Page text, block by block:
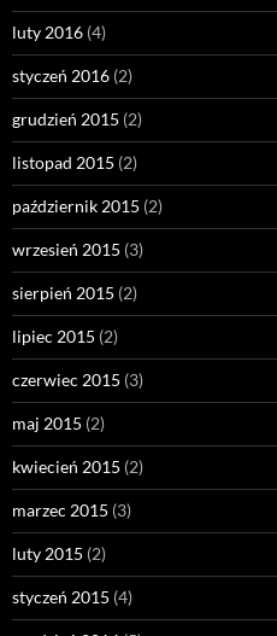
luty 2016 (4)
styczeń 2016 (2)
grudzień 2015 (2)
listopad 2015 (2)
październik 2015 (2)
wrzesień 2015 (3)
sierpień 2015 (2)
lipiec 2015 (2)
czerwiec 2015 (3)
maj 2015 (2)
kwiecień 2015 (2)
marzec 2015 (3)
luty 2015 (2)
styczeń 2015 (4)